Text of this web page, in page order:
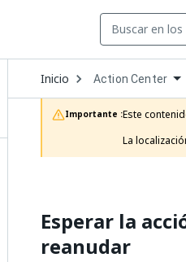
Inicio Open
Dropdown
to
choose
product
Action Center
Importante :Este
La
Esperar la
reanudar